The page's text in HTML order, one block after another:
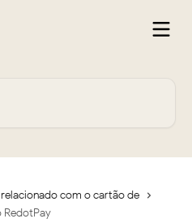
com o cartão de
RedotPay